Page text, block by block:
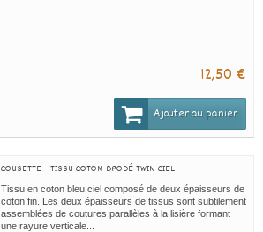
12,50 €
Ajouter au panier
COUSETTE - TISSU COTON BRODÉ TWIN CIEL
Tissu en coton bleu ciel composé de deux épaisseurs de
coton fin. Les deux épaisseurs de tissus sont subtilement
assemblées de coutures parallèles à la lisière formant
une rayure verticale...